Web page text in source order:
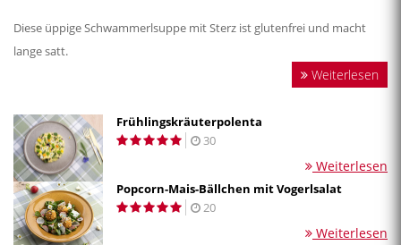
Diese üppige Schwammerlsuppe mit Sterz ist glutenfrei und macht
lange satt.
Weiterlesen
Frühlingskräuterpolenta
30
Weiterlesen
Popcorn-Mais-Bällchen mit Vogerlsalat
20
Weiterlesen